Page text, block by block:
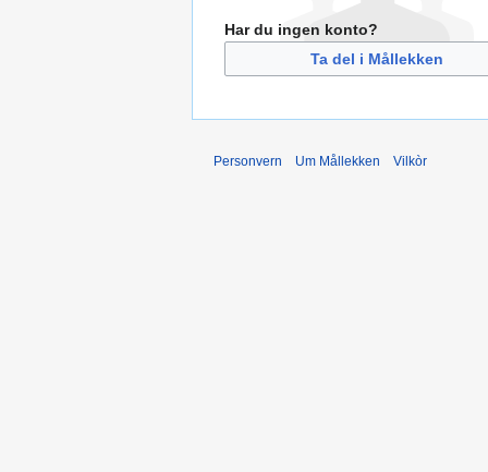
Har du ingen konto?
Ta del i Mållekken
Personvern Um Mållekken Vilkòr